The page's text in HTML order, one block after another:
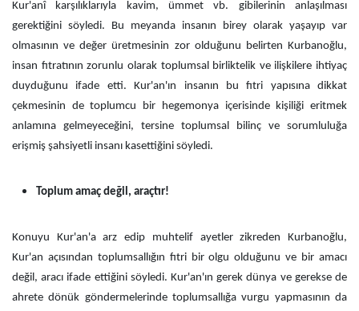
Kur'anî karşılıklarıyla kavim, ümmet vb. gibilerinin anlaşılması
gerektiğini söyledi. Bu meyanda insanın birey olarak yaşayıp var
olmasının ve değer üretmesinin zor olduğunu belirten Kurbanoğlu,
insan fıtratının zorunlu olarak toplumsal birliktelik ve ilişkilere ihtiyaç
duyduğunu ifade etti. Kur'an'ın insanın bu fıtri yapısına dikkat
çekmesinin de toplumcu bir hegemonya içerisinde kişiliği eritmek
anlamına gelmeyeceğini, tersine toplumsal bilinç ve sorumluluğa
erişmiş şahsiyetli insanı kasettiğini söyledi.
Toplum amaç değil, araçtır!
Konuyu Kur'an'a arz edip muhtelif ayetler zikreden Kurbanoğlu,
Kur'an açısından toplumsallığın fıtri bir olgu olduğunu ve bir amacı
değil, aracı ifade ettiğini söyledi. Kur'an'ın gerek dünya ve gerekse de
ahrete dönük göndermelerinde toplumsallığa vurgu yapmasının da